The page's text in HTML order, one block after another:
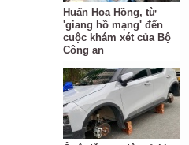
Huấn Hoa Hồng, từ
'giang hồ mạng' đến
cuộc khám xét của Bộ
Công an